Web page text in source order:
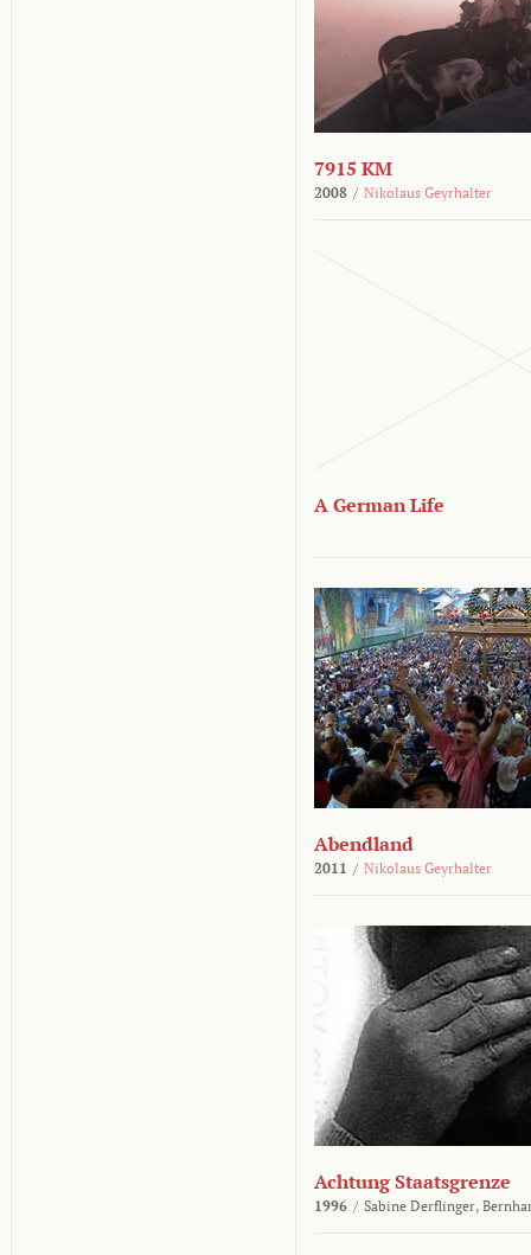
7915 KM
2008 / Nikolaus Geyrhalter
A German Life
Abendland
2011 / Nikolaus Geyrhalter
Achtung Staatsgrenze
1996 / Sabine Derflinger,